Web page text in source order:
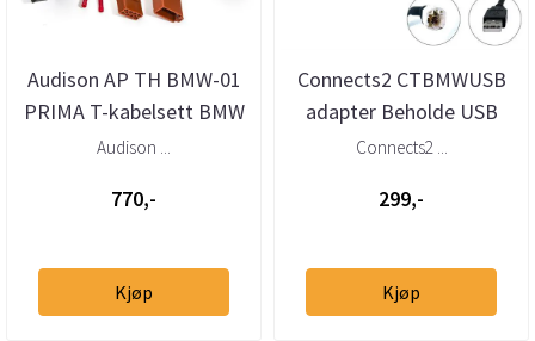
Audison AP TH BMW-01
PRIMA T-kabelsett BMW
Mini (2001–>)
Audison ...
770,-
Kjøp
Connects2 CTBMWUSB
adapter Beholde USB
BMW, Mini (2009–>)
Connects2 ...
299,-
Kjøp